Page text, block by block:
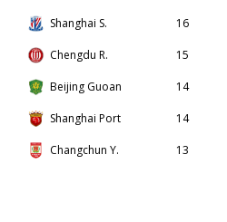
Shanghai S. 16
Chengdu R. 15
Beijing Guoan 14
Shanghai Port 14
Changchun Y. 13